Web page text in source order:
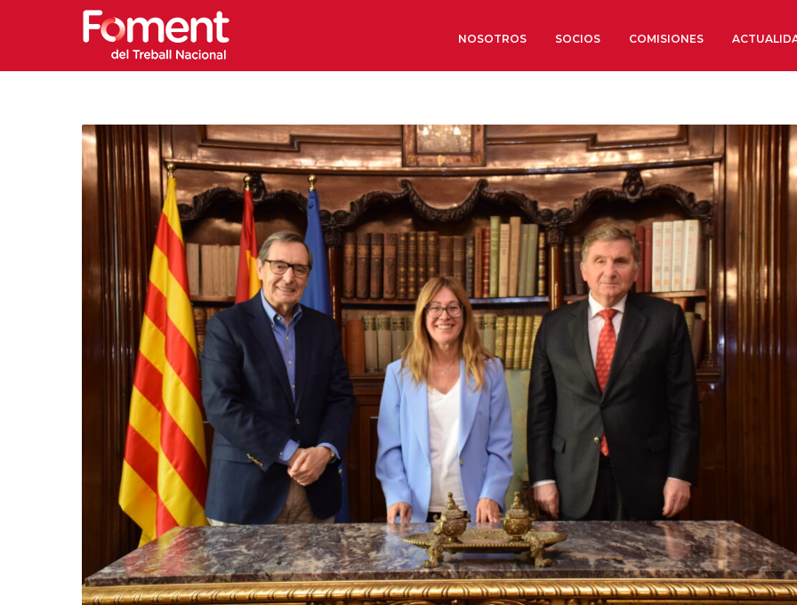
NOSOTROS
Órganos de Gobierno
Órganos Consultivos
Estructura Ejecutiva
Institut d’Estudis Estratègics
Organizaciones sectoriales
Sociedad Barcelonesa de
Económicos y Sociales
Organizaciones territoriales
Conoce más
Biblioteca Archivo
Sede Social
SOCIOS COMISIONES